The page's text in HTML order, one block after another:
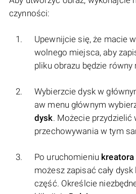
czynności:
Upewnijcie się, że macie
wolnego miejsca, aby
pliku obrazu będzie
Wybierzcie dysk w
aw menu głównym
dysk. Możecie przydzielić
przechowywania w tym
Po uruchomieniu
możesz zapisać cały
część. Określcie